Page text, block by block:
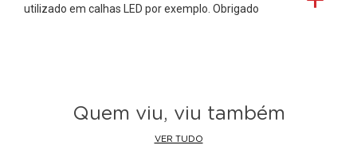
utilizado em calhas LED por exemplo. Obrigado
Quem viu, viu também
VER TUDO